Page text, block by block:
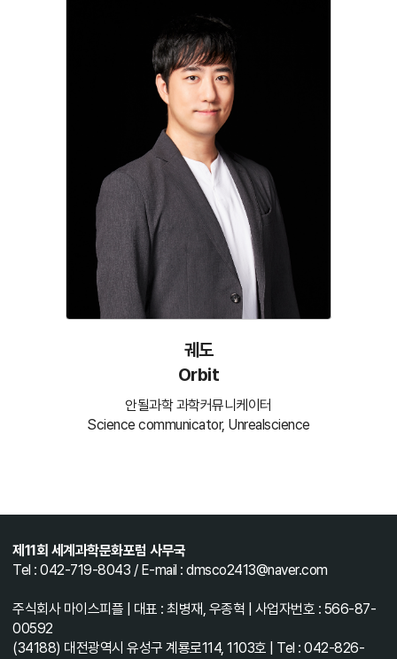
궤도
Orbit
안될과학 과학커뮤니케이터
Science communicator, Unrealscience
제11회 세계과학문화포럼 사무국
Tel : 042-719-8043 / E-mail : dmsco2413@naver.com
주식회사 마이스피플 | 대표 : 최병재, 우종혁 | 사업자번호 : 566-87-
00592
(34188) 대전광역시 유성구 계룡로114, 1103호 | Tel : 042-826-